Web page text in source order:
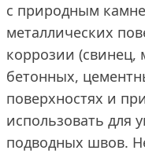
с природным
металлических
коррозии (свинец,
бетонных,
поверхностях и
использовать для
подводных швов.